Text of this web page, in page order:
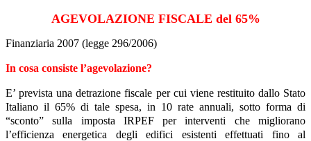
AGEVOLAZIONE FISCALE del 65%
Finanziaria 2007 (legge 296/2006)
In cosa consiste l’agevolazione?
E’ prevista una detrazione fiscale per cui viene restituito dallo Stato
Italiano il 65% di tale spesa, in 10 rate annuali, sotto forma di
“sconto” sulla imposta IRPEF per interventi che migliorano
l’efficienza energetica degli edifici esistenti effettuati fino al